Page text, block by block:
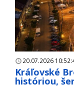
20.07.2026
Kráľovské
históriou,